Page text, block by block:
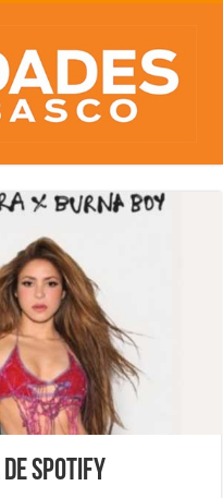
Spotify